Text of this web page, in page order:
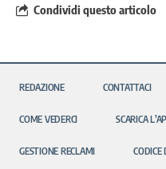
Condividi questo articolo
REDAZIONE CONTATTACI
COME VEDERCI SCARICA
GESTIONE RECLAMI CODICE